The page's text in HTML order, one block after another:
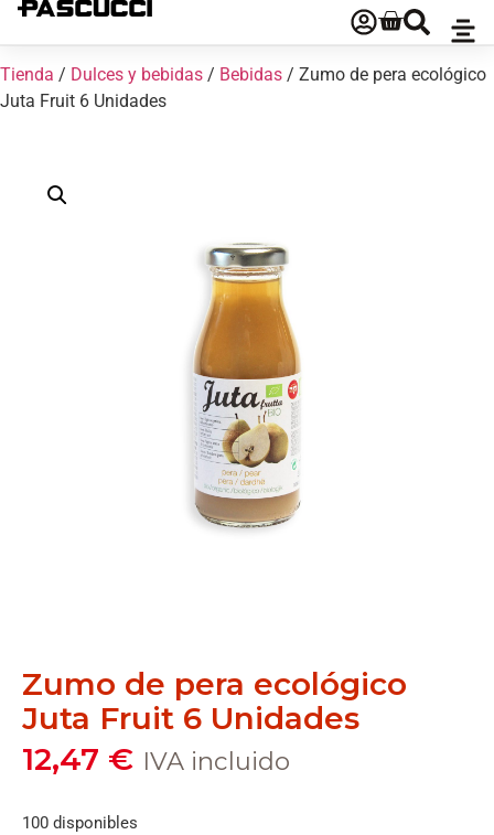
Tienda / Dulces y bebidas / Bebidas / Zumo de pera ecológico
Juta Fruit 6 Unidades
Zumo de pera ecológico
Juta Fruit 6 Unidades
12,47 € IVA incluido
100 disponibles